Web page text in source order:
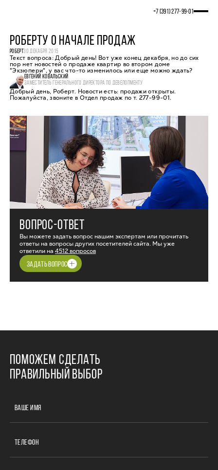
+7 (391) 277‒99‒01
РОБЕРТУ О НАЧАЛЕ ПРОДАЖ
РОБЕРТ30 ДЕКАБРЯ 2015
Текст вопроса: Добрый день! Вот уже конец декабря, но до сих
пор нет новостей о продаже квартир во втором доме
"Экзюпери", у вас что-то изменилось или еще можно ждать?
ЕВГЕНИЙ КОВАЛЬСКИЙ
ЗАМЕСТИТЕЛЬ ГЕНЕРАЛЬНОГО ДИРЕКТОРА ПО ДЕВЕЛОПМЕНТУ
Добрый день, Роберт. Новости есть: продажи открыты.
Пожалуйста, звоните в Отдел продаж по т. 277-99-01.
ВОПРОС-ОТВЕТ
Вы можете задать вопрос нашим экспертам или прочитать
ответы на вопросы других посетителей сайта. Мы уже
ответили на 4512 вопросов
ЗАДАТЬ ВОПРОС
ПОМОЖЕМ СДЕЛАТЬ
ПРАВИЛЬНЫЙ ВЫБОР
ВАШЕ ИМЯ
ТЕЛЕФОН